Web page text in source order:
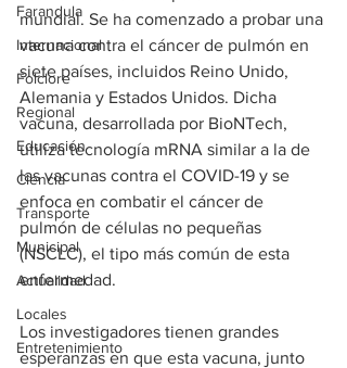
Farandula
Internacional
Folclore
Regional
Educación
Ciencia
Transporte
Municipal
Actualidad
Locales
Entretenimiento
mundial. Se ha comenzado a probar una
vacuna contra el cáncer de pulmón en
siete países, incluidos Reino Unido,
Alemania y Estados Unidos. Dicha
vacuna, desarrollada por BioNTech,
utiliza tecnología mRNA similar a la de
las vacunas contra el COVID-19 y se
enfoca en combatir el cáncer de
pulmón de células no pequeñas
(NSCLC), el tipo más común de esta
enfermedad.
Los investigadores tienen grandes
esperanzas en que esta vacuna, junto